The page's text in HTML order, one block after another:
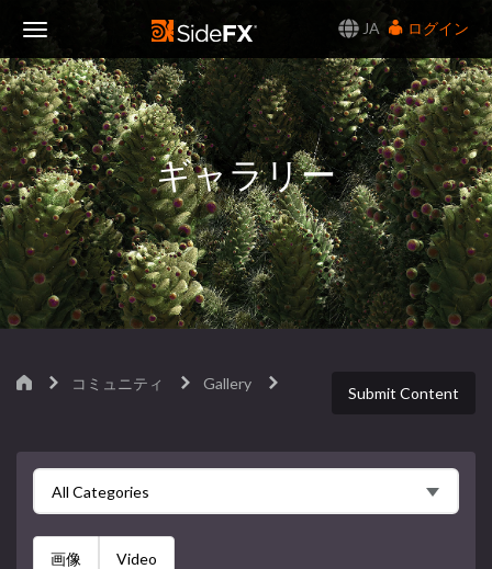
JA
ログイン
Navigation
ギャラリー
Submit Content
コミュニティ Gallery
All Categories
画像 Video